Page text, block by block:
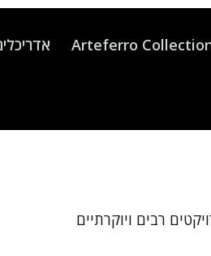
Arteferro
רבים ויוקרתיים